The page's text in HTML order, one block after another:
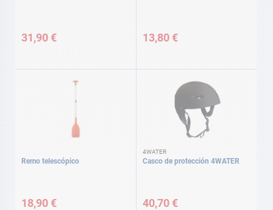
31,90 € 13,80 €
Remo telescópico
18,90 €
4WATER
Casco de protección 4WATER
40,70 €